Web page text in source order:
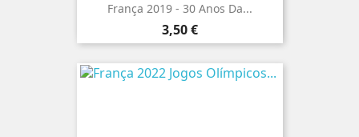
França 2019 - 30 Anos Da...
Preço
3,50 €